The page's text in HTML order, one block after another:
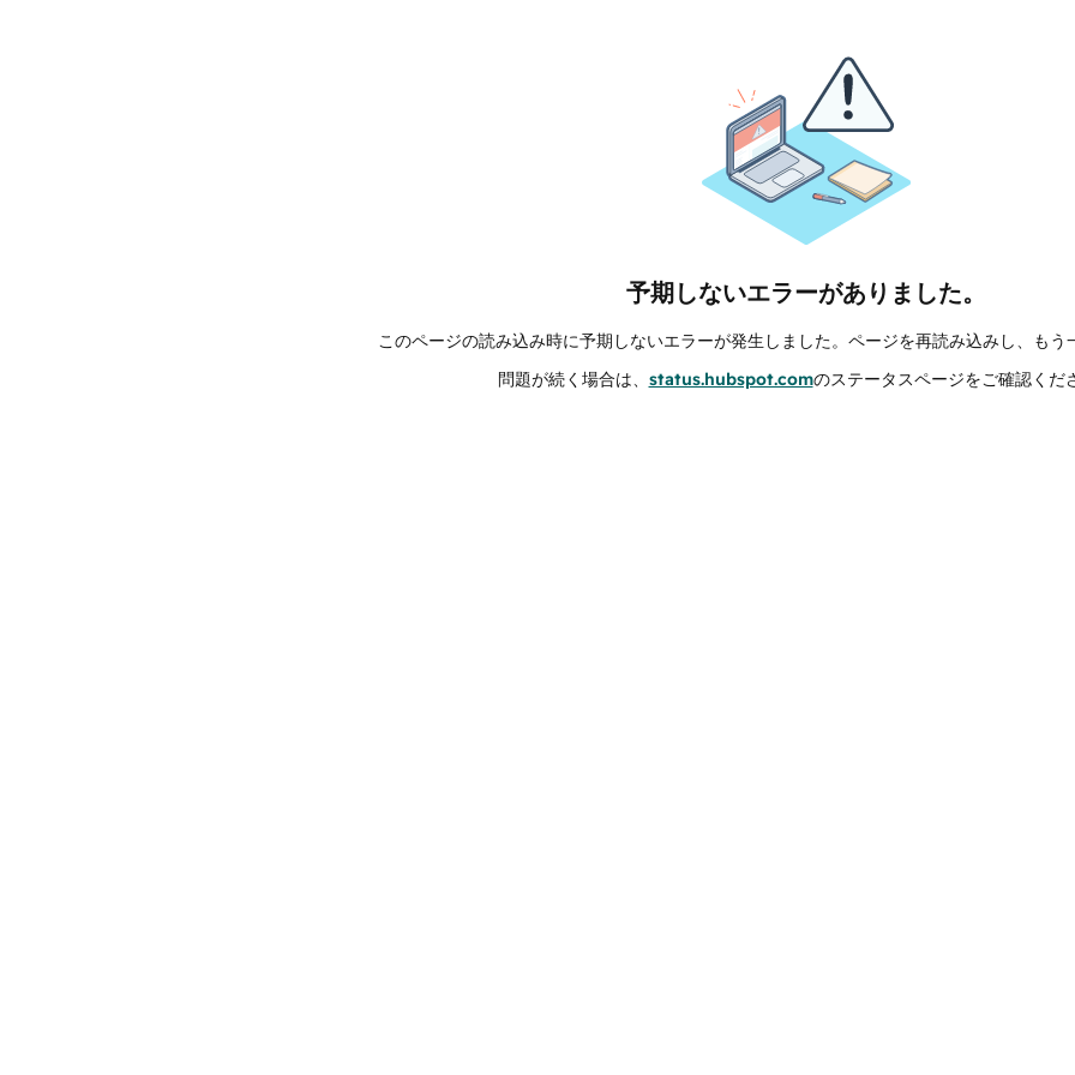
予期しないエラーがありました。
このページの読み込み時に予期しないエラーが発生しました。ページを再読み込みし、もう
問題が続く場合は、 status.hubspot.comのステータスページをご確認くだ